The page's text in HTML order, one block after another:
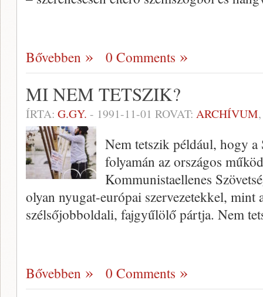
Bővebben 0 Comments
MI NEM TETSZIK?
ÍRTA: G.GY. - 1991-11-01 ROVAT: ARCHÍVUM
Nem tetszik például, hogy
folyamán az országos
Kommunistaellenes
olyan nyugat-európai szervezetekkel, mint
szélsőjobboldali, fajgyűlölő pártja. Nem
Bővebben 0 Comments